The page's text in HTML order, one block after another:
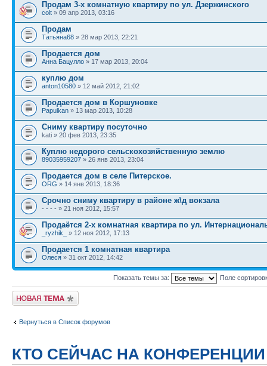
Продам 3-х комнатную квартиру по ул. Дзержинского
colt » 09 апр 2013, 03:16
Продам
Татьяна68 » 28 мар 2013, 22:21
Продается дом
Анна Бацулло » 17 мар 2013, 20:04
куплю дом
anton10580 » 12 май 2012, 21:02
Продается дом в Коршуновке
Papulkan » 13 мар 2013, 10:28
Сниму квартиру посуточно
kati » 20 фев 2013, 23:35
Куплю недорого сельскохозяйственную землю
89035959207 » 26 янв 2013, 23:04
Продается дом в селе Питерское.
ORG » 14 янв 2013, 18:36
Срочно сниму квартиру в районе ж\д вокзала
- - - - » 21 ноя 2012, 15:57
Продаётся 2-х комнатная квартира по ул.
_ryzhik_ » 12 ноя 2012, 17:13
Продается 1 комнатная квартира
Олеся » 31 окт 2012, 14:42
Показать темы за: Поле
Новая тема
Вернуться в Список форумов
КТО СЕЙЧАС НА КОНФЕРЕНЦИИ